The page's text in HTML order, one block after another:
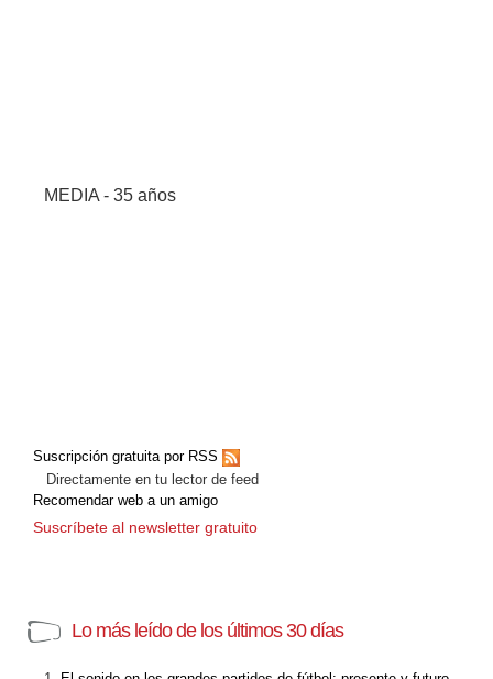
MEDIA - 35 años
Suscripción gratuita por RSS
Directamente en tu lector de feed
Recomendar web a un amigo
Suscríbete al newsletter gratuito
Lo más leído de los últimos 30 días